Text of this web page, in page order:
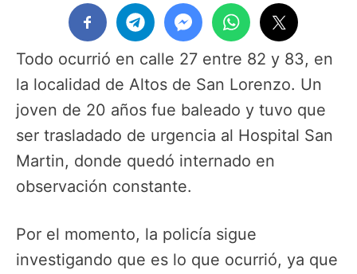
Todo ocurrió en calle 27 entre 82 y 83, en
la localidad de Altos de San Lorenzo. Un
joven de 20 años fue baleado y tuvo que
ser trasladado de urgencia al Hospital San
Martin, donde quedó internado en
observación constante.
Por el momento, la policía sigue
investigando que es lo que ocurrió, ya que